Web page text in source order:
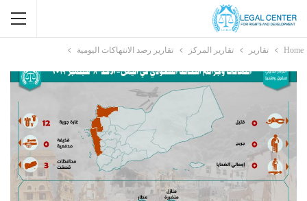
Home تقارير تقارير المركز تقارير رصد الانتهاكات اليومية